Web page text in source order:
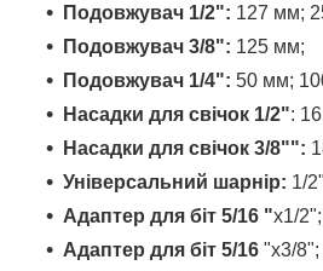
Подовжувач 1/2": 127 мм;
Подовжувач 3/8": 125 мм;
Подовжувач 1/4": 50 мм;
Насадки для свічок 1/2":
Насадки для свічок 3/8"":
Універсальний шарнір: 1/
Адаптер для біт 5/16 "х1/2";
Адаптер для біт 5/16 "х3/